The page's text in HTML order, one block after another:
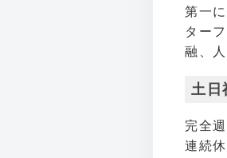
第一
ター
融、
土日
完全
連続